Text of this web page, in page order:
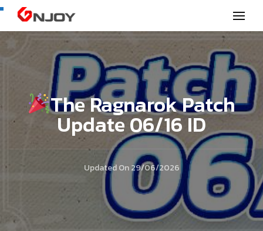
GNjoy mobile news
The Ragnarok Patch
Update 06/16 ID
Updated On29/06/2026